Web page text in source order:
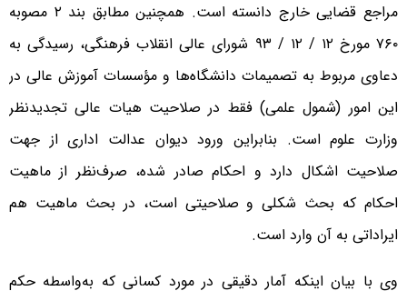
مراجع قضایی خارج دانسته است. همچنین مطابق بند ۲ مصوبه
۷۶۰ مورخ ۱۲ / ۱۲ / ۹۳ شورای عالی انقلاب فرهنگی، رسیدگی به
دعاوی مربوط به تصمیمات دانشگاه‌ها و مؤسسات آموزش عالی در
این امور (شمول علمی) فقط در صلاحیت هیات عالی تجدیدنظر
وزارت علوم است. بنابراین ورود دیوان عدالت اداری از جهت
صلاحیت اشکال دارد و احکام صادر شده، صرف‌نظر از ماهیت
احکام که بحث شکلی و صلاحیتی است، در بحث ماهیت هم
ایراداتی به آن وارد است.
وی با بیان اینکه آمار دقیقی در مورد کسانی که به‌واسطه حکم